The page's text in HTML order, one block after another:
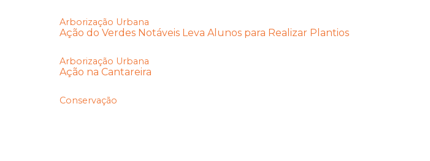
Arborização Urbana
Ação do Verdes Notáveis Leva Alunos para Realizar Plantios
Arborização Urbana
Ação na Cantareira
Conservação